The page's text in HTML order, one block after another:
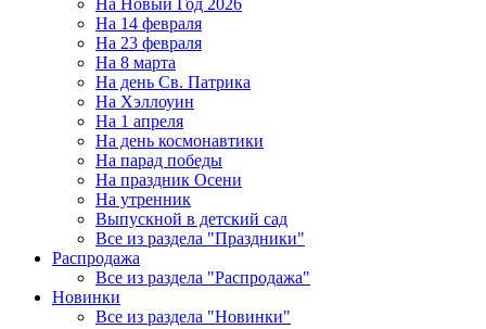
На Новый Год 2026
На 14 февраля
На 23 февраля
На 8 марта
На день Св. Патрика
На Хэллоуин
На 1 апреля
На день космонавтики
На парад победы
На праздник Осени
На утренник
Выпускной в детский сад
Все из раздела "Праздники"
Распродажа
Все из раздела "Распродажа"
Новинки
Все из раздела "Новинки"